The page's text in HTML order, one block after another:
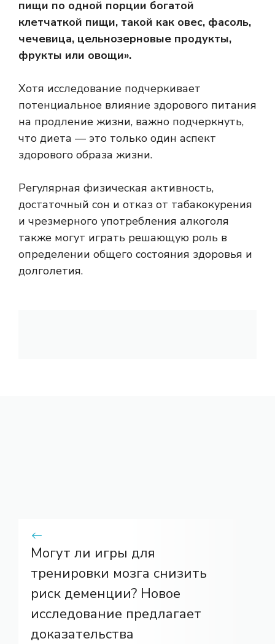
пищи по одной порции богатой
клетчаткой пищи, такой как овес, фасоль,
чечевица, цельнозерновые продукты,
фрукты или овощи».
Хотя исследование подчеркивает
потенциальное влияние здорового питания
на продление жизни, важно подчеркнуть,
что диета — это только один аспект
здорового образа жизни.
Регулярная физическая активность,
достаточный сон и отказ от табакокурения
и чрезмерного употребления алкоголя
также могут играть решающую роль в
определении общего состояния здоровья и
долголетия.
Могут ли игры для
тренировки мозга снизить
риск деменции? Новое
исследование предлагает
доказательства